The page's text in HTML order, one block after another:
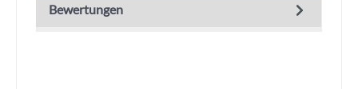
Bewertungen